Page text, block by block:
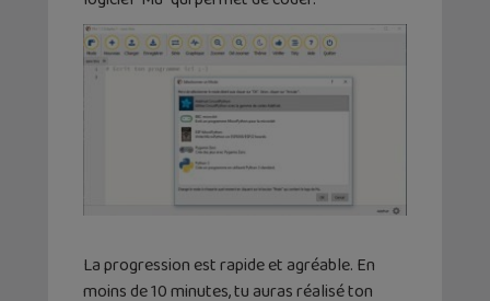
La progression est rapide et agréable. En
moins de 10 minutes, tu auras réalisé ton